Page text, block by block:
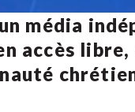
média
accès